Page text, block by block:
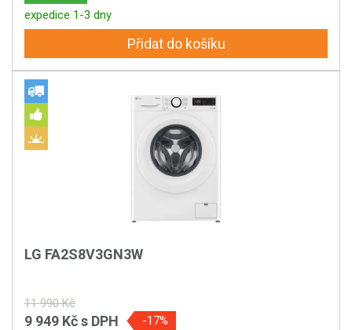
expedice 1-3 dny
Přidat do košíku
LG FA2S8V3GN3W
11 990 Kč
9 949 Kčs DPH -17%